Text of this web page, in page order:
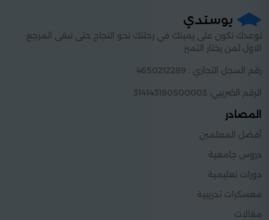
نوعدك نكون على يمينك في رحلتك نحو النجاح حتى نبقى المرجع
الاول لمن يختار التميز
رقم السجل التجاري : 4650212289
الرقم الضريبي: 314143180500003
المصادر
أفضل المعلمين
دروس جامعية
دورات تعليمية
معسكرات تدريبية
مقالات